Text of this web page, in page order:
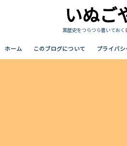
いぬご
黒歴史をつらつら書いておく
ホーム このブログについて プライバシ